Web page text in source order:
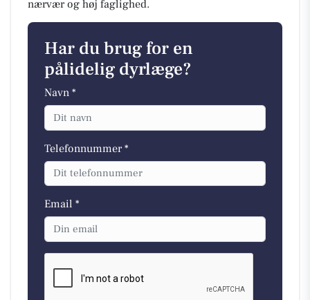
nærvær og høj faglighed.
Har du brug for en
pålidelig dyrlæge?
Navn *
Telefonnummer *
Email *